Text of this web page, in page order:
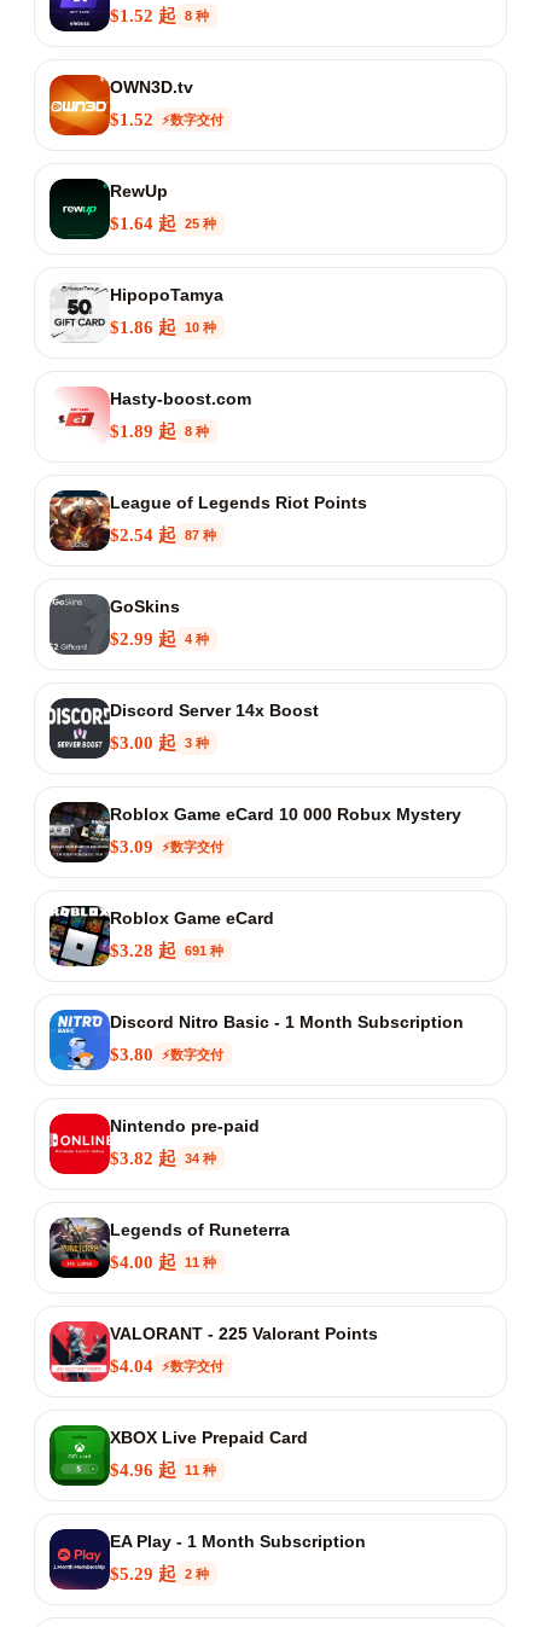
$1.52 起
8 种
OWN3D.tv
$1.52
⚡数字交付
RewUp
$1.64 起
25 种
HipopoTamya
$1.86 起
10 种
Hasty-boost.com
$1.89 起
8 种
League of Legends Riot Points
$2.54 起
87 种
GoSkins
$2.99 起
4 种
Discord Server 14x Boost
$3.00 起
3 种
Roblox Game eCard 10 000 Robux Mystery
$3.09
⚡数字交付
Roblox Game eCard
$3.28 起
691 种
Discord Nitro Basic - 1 Month Subscription
$3.80
⚡数字交付
Nintendo pre-paid
$3.82 起
34 种
Legends of Runeterra
$4.00 起
11 种
VALORANT - 225 Valorant Points
$4.04
⚡数字交付
XBOX Live Prepaid Card
$4.96 起
11 种
EA Play - 1 Month Subscription
$5.29 起
2 种